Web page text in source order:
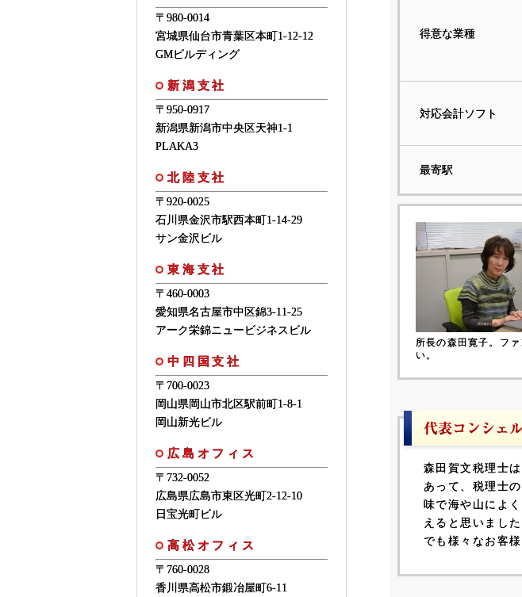
〒980-0014
宮城県仙台市青葉区本町1-12-12
GMビルディング
新潟支社
〒950-0917
新潟県新潟市中央区天神1-1
PLAKA3
北陸支社
〒920-0025
石川県金沢市駅西本町1-14-29
サン金沢ビル
東海支社
〒460-0003
愛知県名古屋市中区錦3-11-25
アーク栄錦ニュービジネスビル
中四国支社
〒700-0023
岡山県岡山市北区駅前町1-8-1
岡山新光ビル
広島オフィス
〒732-0052
広島県広島市東区光町2-12-10
日宝光町ビル
高松オフィス
〒760-0028
香川県高松市鍛冶屋町6-11
得意な業種
対応会計ソフト
最寄駅
所長の森田寛子。ファ
い。
森田賀文税理士
あって、税理士
味で海や山によ
えると思いまし
でも様々なお客